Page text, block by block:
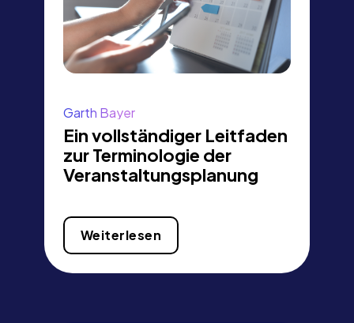
Garth Bayer
Ein vollständiger Leitfaden
zur Terminologie der
Veranstaltungsplanung
Weiterlesen